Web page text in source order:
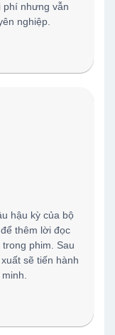
phí nhưng vẫn
nghiệp.
hậu kỳ của bộ
thêm lời đọc
phim. Sau
sẽ tiến hành